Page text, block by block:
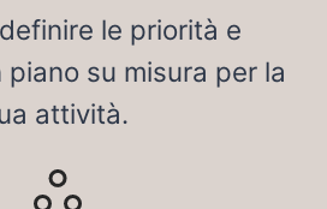
le priorità e
su misura per la
attività.